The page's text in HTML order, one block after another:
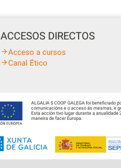
ACCESOS DIRECTOS
Acceso a cursos
Canal Ético
ALGALIA S COOP GALEGA foi
comunicacións e o acceso ás mesmas, e
Esta acción tivo lugar durante a anualidade
maneira de facer Europa.